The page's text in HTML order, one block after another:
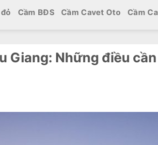
Cầm BĐS Cầm Cavet Oto Cầm
Giang: Những điều